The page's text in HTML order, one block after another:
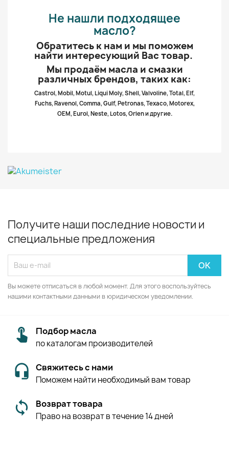
Не нашли подходящее
масло?
Обратитесь к нам и мы поможем
найти интересующий Вас товар.
Мы продаём масла и смазки
различных брендов, таких как:
Castrol, Mobil, Motul, Liqui Moly, Shell, Valvoline, Total, Elf,
Fuchs, Ravenol, Comma, Gulf, Petronas, Texaco, Motorex,
OEM, Eurol, Neste, Lotos, Orlen и другие.
Получите наши последние новости и
специальные предложения
Вы можете отписаться в любой момент. Для этого воспользуйтесь
нашими контактными данными в юридическом уведомлении.
Подбор масла
по каталогам производителей
Свяжитесь с нами
Поможем найти необходимый вам товар
Возврат товара
Право на возврат в течение 14 дней